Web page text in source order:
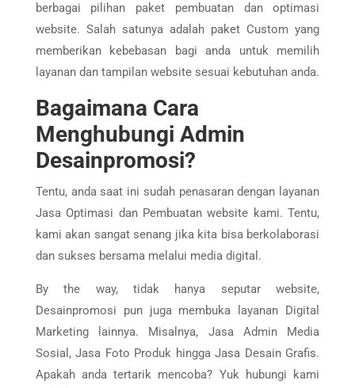
berbagai pilihan paket pembuatan dan optimasi
website. Salah satunya adalah paket Custom yang
memberikan kebebasan bagi anda untuk memilih
layanan dan tampilan website sesuai kebutuhan anda.
Bagaimana Cara
Menghubungi Admin
Desainpromosi?
Tentu, anda saat ini sudah penasaran dengan layanan
Jasa Optimasi dan Pembuatan website kami. Tentu,
kami akan sangat senang jika kita bisa berkolaborasi
dan sukses bersama melalui media digital.
By the way, tidak hanya seputar website,
Desainpromosi pun juga membuka layanan Digital
Marketing lainnya. Misalnya, Jasa Admin Media
Sosial, Jasa Foto Produk hingga Jasa Desain Grafis.
Apakah anda tertarik mencoba? Yuk hubungi kami